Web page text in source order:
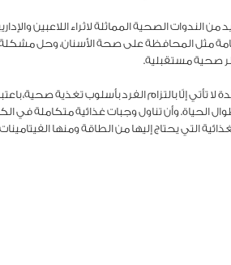
الندوات الصحية المماثلة لاثراء اللاعبين
مثل المحافظة على صحة الأسنان، وحل مشكلة
صحية مستقبلية.
تأتي إلّا بالتزام الفرد بأسلوب تغذية صحية،
الحياة. وأن تناول وجبات غذائية متكاملة
التي يحتاج إليها من الطاقة ومنها الفيتامينات